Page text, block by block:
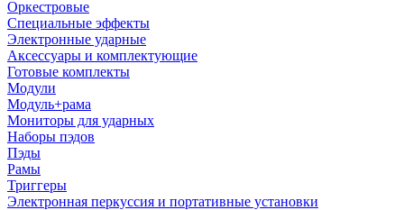
Оркестровые
Специальные эффекты
Электронные ударные
Аксессуары и комплектующие
Готовые комплекты
Модули
Модуль+рама
Мониторы для ударных
Наборы пэдов
Пэды
Рамы
Триггеры
Электронная перкуссия и портативные установки